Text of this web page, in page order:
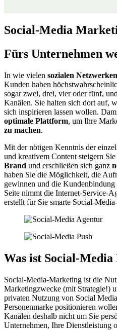
Social-Media
Fürs Unternehmen
In wie vielen sozialen Netzwerken
Kunden haben
sogar zwei, drei, vier oder fünf,
Kanälen. Sie halten sich dort auf,
sich inspirieren lassen wollen.
optimale Plattform, um Ihre
zu machen.
Mit der nötigen Kenntnis der
und kreativem Content steigern
Brand und erschließen sich ganz
haben Sie die Möglichkeit, die
gewinnen und die
Seite nimmt die Internet-Service-
erstellt für Sie smarte Social-
Was ist Social-
Social-Media-Marketing ist die
Marketingzwecke (mit Strategie!)
privaten Nutzung von Social
Personenmarke positionieren
Kanälen deshalb nicht um Sie
Unternehmen, Ihre Dienstleistung